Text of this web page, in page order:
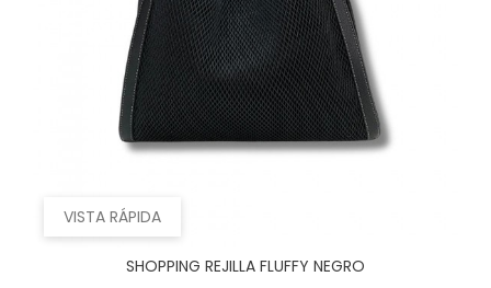
VISTA RÁPIDA
SHOPPING REJILLA FLUFFY NEGRO